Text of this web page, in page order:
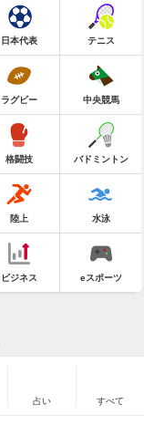
日本代表 テニス
ラグビー 中央競馬
格闘技 バドミントン
陸上 水泳
ビジネス eスポーツ
占い すべて